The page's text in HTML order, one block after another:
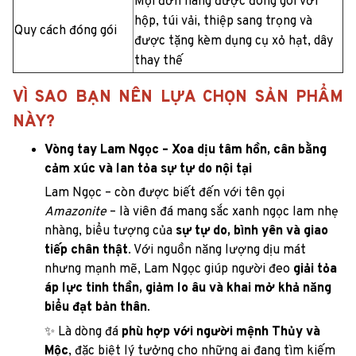
Quy cách đóng gói
hộp, túi vải, thiệp sang trọng và
được tặng kèm dụng cụ xỏ hạt, dây
thay thế
VÌ SAO BẠN NÊN LỰA CHỌN SẢN PHẨM
NÀY?
Vòng tay Lam Ngọc – Xoa dịu tâm hồn, cân bằng
cảm xúc và lan tỏa sự tự do nội tại
Lam Ngọc – còn được biết đến với tên gọi
Amazonite– là viên đá mang sắc xanh ngọc lam nhẹ
nhàng, biểu tượng của sự tự do, bình yên và giao
tiếp chân thật. Với nguồn năng lượng dịu mát
nhưng mạnh mẽ, Lam Ngọc giúp người đeo giải tỏa
áp lực tinh thần, giảm lo âu và khai mở khả năng
biểu đạt bản thân.
✨ Là dòng đá phù hợp với người mệnh Thủy và
Mộc, đặc biệt lý tưởng cho những ai đang tìm kiếm